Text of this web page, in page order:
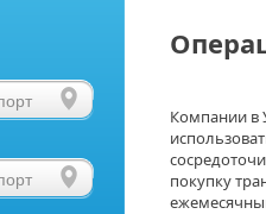
Компании в
покупку